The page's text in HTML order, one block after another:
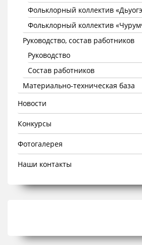
Фольклорный коллектив
Фольклорный коллектив
Руководство, состав работников
Руководство
Состав работников
Материально-техническая база
Новости
Конкурсы
Фотогалерея
Наши контакты